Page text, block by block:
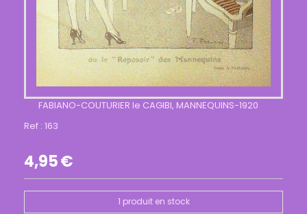
FABIANO-COUTURIER le CAGIBI, MANNEQUINS-1920
Ref : 163
4,95€
1 produit en stock